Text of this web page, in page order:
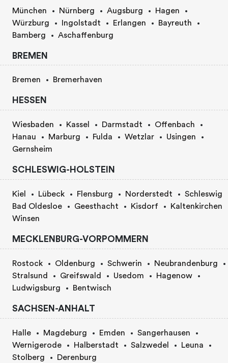
München Nürnberg Augsburg
Hagen
Würzburg
Ingolstadt Erlangen
Bayreuth
Bamberg
Aschaffenburg
BREMEN
Bremen Bremerhaven
HESSEN
Wiesbaden Kassel Darmstadt
Offenbach
Hanau
Marburg Fulda Wetzlar
Usingen
Gernsheim
SCHLESWIG-HOLSTEIN
Kiel Lübeck Flensburg Norderstedt
Schleswig
Bad Oldesloe
Geesthacht Kisdorf
Kaltenkirchen
Winsen
MECKLENBURG-VORPOMMERN
Rostock Oldenburg Schwerin
Neubrandenburg
Stralsund
Greifswald Usedom
Hagenow
Ludwigsburg
Bentwisch
SACHSEN-ANHALT
Halle Magdeburg Emden
Sangerhausen
Wernigerode
Halberstadt Salzwedel
Leuna
Stolberg
Derenburg